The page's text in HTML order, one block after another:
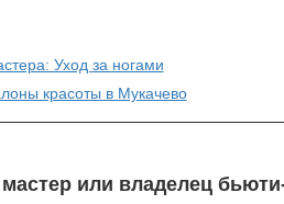
Уход за ногами
красоты в Мукачево
или владелец